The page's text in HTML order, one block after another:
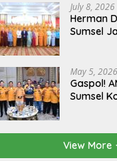
July 8, 2026
Herman
Sumsel
May 5, 2026
Gaspol!
Sumsel
View More